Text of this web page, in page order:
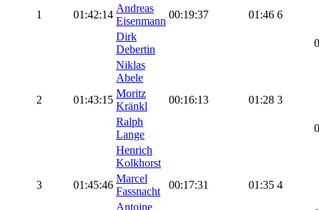
1 01:42:14
Andreas
Eisenmann
00:19:37 01:46 6
Dirk
Debertin
Niklas
Abele
2
01:43:15
Moritz
Kränkl
00:16:13 01:28 3
Ralph
Lange
Henrich
Kolkhorst
3
01:45:46
Marcel
Fassnacht
00:17:31 01:35 4
Antoine